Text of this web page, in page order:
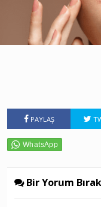
PAYLAŞ
Bir Yorum Bırak